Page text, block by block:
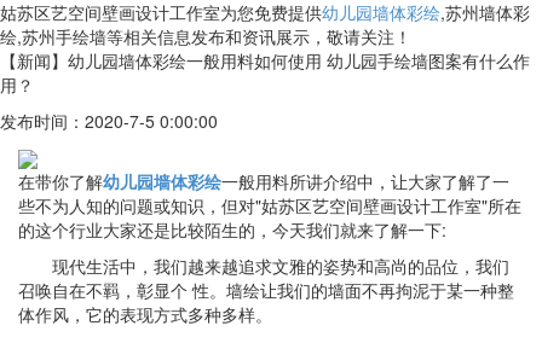
姑苏区艺空间壁画设计工作室为您免费提供幼儿园墙体彩绘,苏州墙体彩
绘,苏州手绘墙等相关信息发布和资讯展示，敬请关注！
【新闻】幼儿园墙体彩绘一般用料如何使用 幼儿园手绘墙图案有什么作
用？
发布时间：2020-7-5 0:00:00
在带你了解幼儿园墙体彩绘一般用料所讲介绍中，让大家了解了一
些不为人知的问题或知识，但对"姑苏区艺空间壁画设计工作室"所在
的这个行业大家还是比较陌生的，今天我们就来了解一下:
现代生活中，我们越来越追求文雅的姿势和高尚的品位，我们
召唤自在不羁，彰显个 性。墙绘让我们的墙面不再拘泥于某一种整
体作风，它的表现方式多种多样。